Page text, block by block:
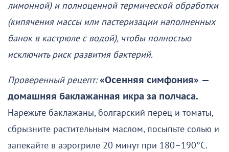
лимонной) и полноценной термической обработки
(кипячения массы или пастеризации наполненных
банок в кастрюле с водой), чтобы полностью
исключить риск развития бактерий.
Проверенный рецепт:«Осенняя симфония» —
домашняя баклажанная икра за полчаса.
Нарежьте баклажаны, болгарский перец и томаты,
сбрызните растительным маслом, посыпьте солью и
запекайте в аэрогриле 20 минут при 180–190°C.